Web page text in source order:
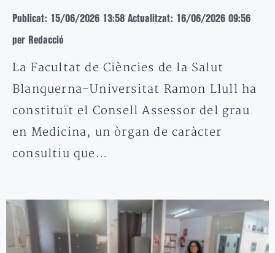
Publicat: 15/06/2026 13:58 Actualitzat: 16/06/2026 09:56
per Redacció
La Facultat de Ciències de la Salut
Blanquerna-Universitat Ramon Llull ha
constituït el Consell Assessor del grau
en Medicina, un òrgan de caràcter
consultiu que…